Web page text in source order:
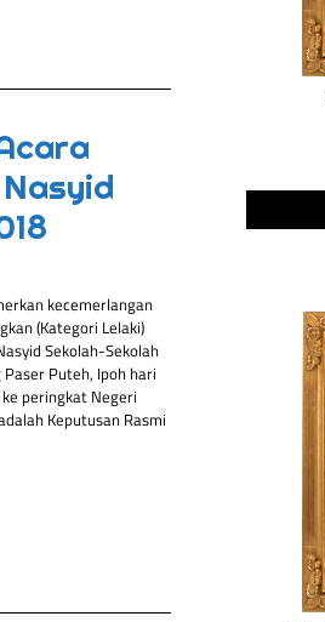
kecemerlangan
(Kategori Lelaki)
Sekolah-Sekolah
Puteh, Ipoh hari
peringkat Negeri
Keputusan Rasmi